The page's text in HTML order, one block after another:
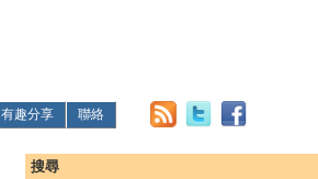
有趣分享 聯絡
搜尋